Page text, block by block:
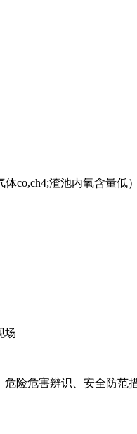
co,ch4;渣池内氧含量低）
场
险危害辨识、安全防范